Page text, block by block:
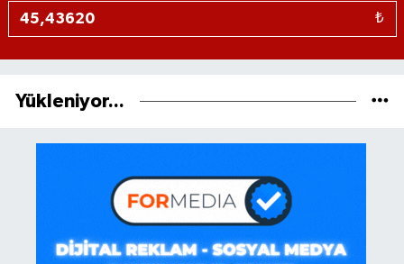
₺
Yükleniyor...